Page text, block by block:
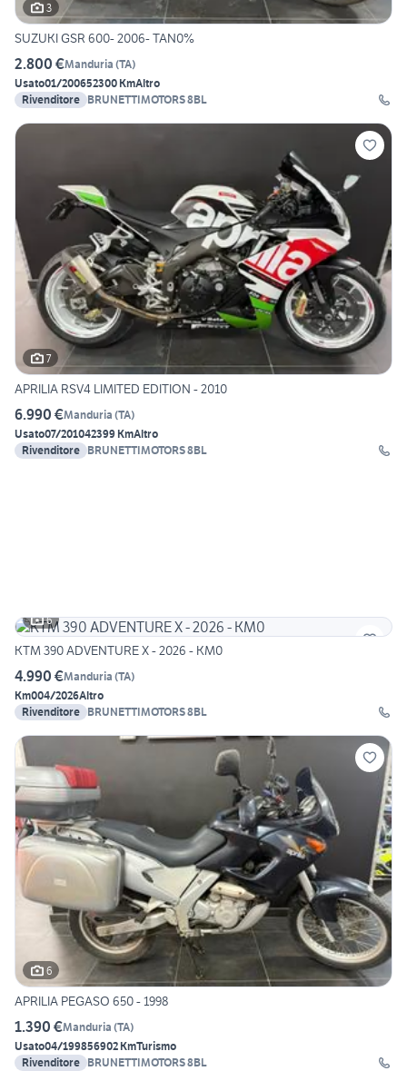
3
SUZUKI GSR 600- 2006- TAN0%
2.800 €Manduria (TA)
Usato01/200652300 KmAltro
Rivenditore BRUNETTIMOTORS 8BL
7
APRILIA RSV4 LIMITED EDITION - 2010
6.990 €Manduria (TA)
Usato07/201042399 KmAltro
Rivenditore BRUNETTIMOTORS 8BL
6
KTM 390 ADVENTURE X - 2026 - KM0
4.990 €Manduria (TA)
Km004/2026Altro
Rivenditore BRUNETTIMOTORS 8BL
6
APRILIA PEGASO 650 - 1998
1.390 €Manduria (TA)
Usato04/199856902 KmTurismo
Rivenditore BRUNETTIMOTORS 8BL